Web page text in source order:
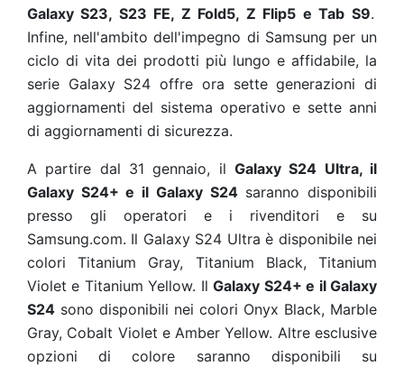
Galaxy S23, S23 FE, Z Fold5, Z Flip5 e Tab S9.
Infine, nell'ambito dell'impegno di Samsung per un
ciclo di vita dei prodotti più lungo e affidabile, la
serie Galaxy S24 offre ora sette generazioni di
aggiornamenti del sistema operativo e sette anni
di aggiornamenti di sicurezza.
A partire dal 31 gennaio, il Galaxy S24 Ultra, il
Galaxy S24+ e il Galaxy S24saranno disponibili
presso gli operatori e i rivenditori e su
Samsung.com. Il Galaxy S24 Ultra è disponibile nei
colori Titanium Gray, Titanium Black, Titanium
Violet e Titanium Yellow. IlGalaxy S24+ e il Galaxy
S24 sono disponibili nei colori Onyx Black, Marble
Gray, Cobalt Violet e Amber Yellow. Altre esclusive
opzioni di colore saranno disponibili su